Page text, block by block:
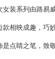
女装系列 由路易
款相映成趣，巧
是点睛之笔， 致